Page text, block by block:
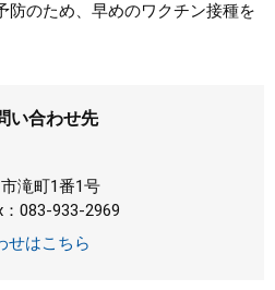
防のため、早めのワクチン接種を
い合わせ先
滝町1番1号
：083-933-2969
せはこちら